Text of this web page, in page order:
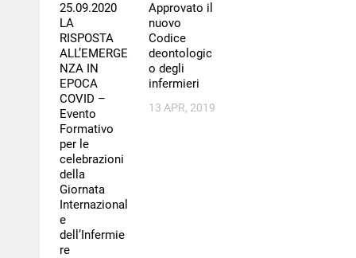
25.09.2020
LA
RISPOSTA
ALL’EMERGE
NZA IN
EPOCA
COVID –
Evento
Formativo
per le
celebrazioni
della
Giornata
Internazional
e
dell’Infermie
re
Approvato il
nuovo
Codice
deontologic
o degli
infermieri
13 APR, 2019